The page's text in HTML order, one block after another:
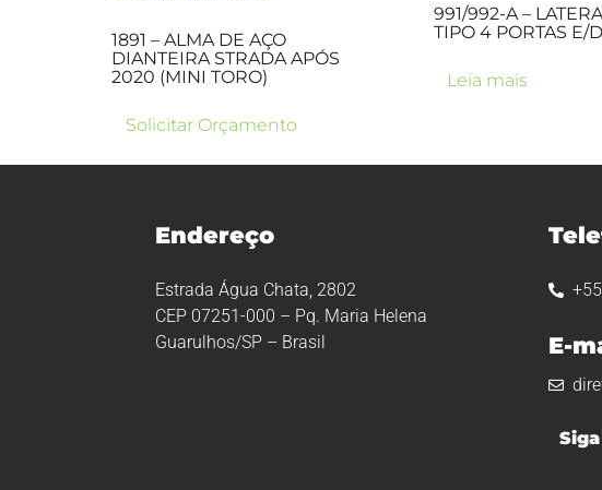
1891 – ALMA DE AÇO
DIANTEIRA STRADA APÓS
2020 (MINI TORO)
Solicitar Orçamento
991/992-A –
TIPO 4 PORTAS E/D
Leia mais
Endereço
Estrada Água Chata, 2802
CEP 07251-000 – Pq. Maria Helena
Guarulhos/SP – Brasil
E-
Siga